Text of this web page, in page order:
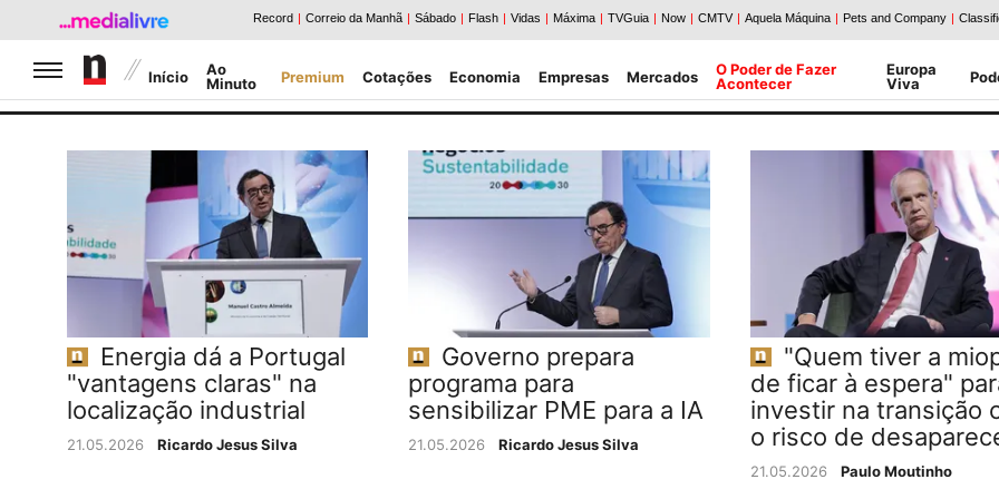
Jornal de Negócios
Início
Ao
Minuto
Premium Cotações Economia Empresas Mercados
O Poder de Fazer
Acontecer
Europa
Viva
Energia dá a Portugal
"vantagens claras" na
localização industrial
21.05.2026 Ricardo Jesus Silva
Governo prepara
programa para
sensibilizar PME para a IA
21.05.2026 Ricardo Jesus Silva
"Quem tiver a
de ficar à espera"
investir na transição
o risco de
21.05.2026 Paulo Moutinho